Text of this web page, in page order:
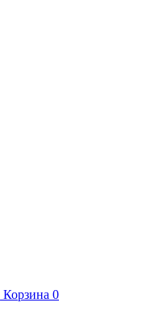
Корзина 0